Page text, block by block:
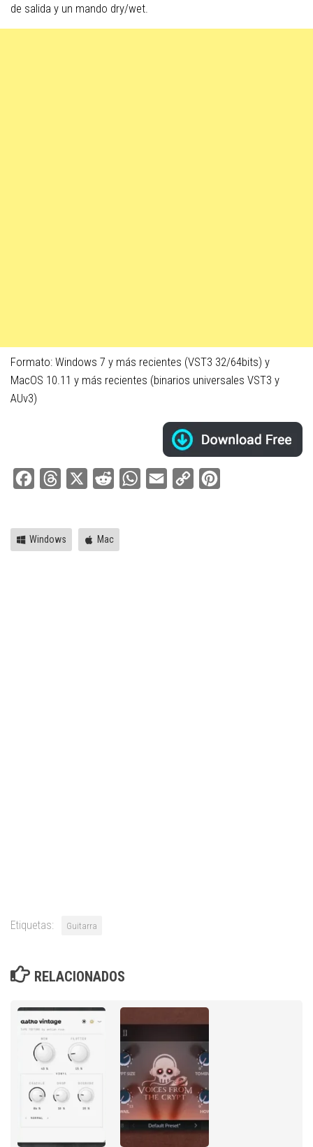
de salida y un mando dry/wet.
Formato: Windows 7 y más recientes (VST3 32/64bits) y
MacOS 10.11 y más recientes (binarios universales VST3 y
AUv3)
FacebookThreads Reddit WhatsApp
Email
Copy
Windows Mac
Etiquetas: Guitarra
RELACIONADOS